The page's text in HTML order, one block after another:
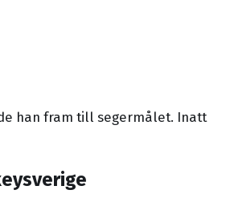
han fram till segermålet. Inatt